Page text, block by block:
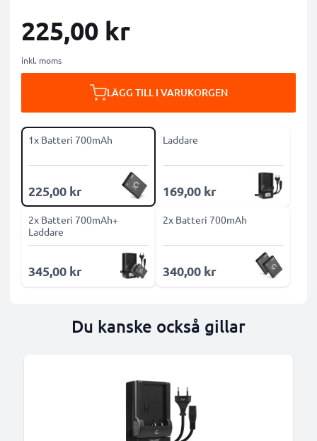
225,00 kr
inkl. moms
LÄGG TILL I VARUKORGEN
1x Batteri 700mAh
225,00 kr
Laddare
169,00 kr
2x Batteri 700mAh+
Laddare
345,00 kr
2x Batteri 700mAh
340,00 kr
Du kanske också gillar